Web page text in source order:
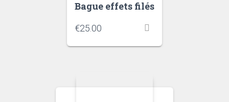
Bague effets filés
€25.00